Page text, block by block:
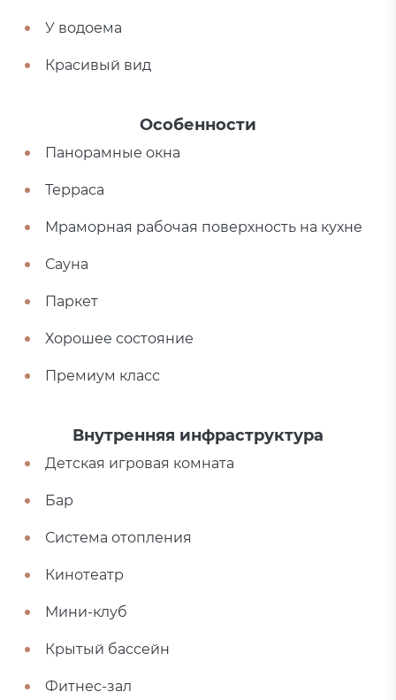
У водоема
Красивый вид
Особенности
Панорамные окна
Терраса
Мраморная рабочая поверхность на кухне
Сауна
Паркет
Хорошее состояние
Премиум класс
Внутренняя инфраструктура
Детская игровая комната
Бар
Система отопления
Кинотеатр
Мини-клуб
Крытый бассейн
Фитнес-зал